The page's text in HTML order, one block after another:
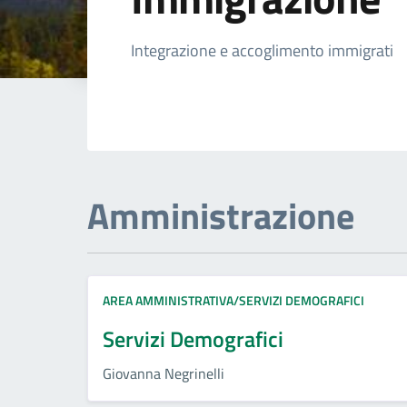
Dettagli della
Integrazione e accoglimento immigrati
Amministrazione
AREA AMMINISTRATIVA/SERVIZI DEMOGRAFICI
Servizi Demografici
Giovanna Negrinelli